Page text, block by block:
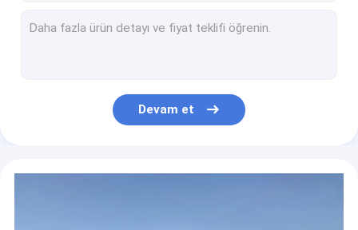
Mercedes Benz W638 Araba Hava Süspansiyon Kompresörü A6383280402 A6383280502
yüksek performanslı havalı süspansiyon kompresörü f01 f02 f03 f04 kompresör için 37206794465 37206789165 37206784137 braketli
Çin profender havalı süspansiyon kompresörü lexus gx470 için hava yaylı kompresör üretimi 4891060040 48910600
Devam et